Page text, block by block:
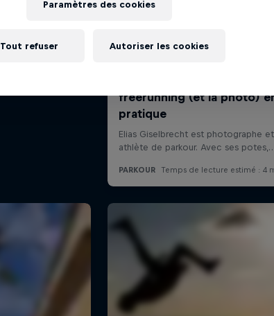
Paramètres des cookies
Tout refuser Autoriser les cookies